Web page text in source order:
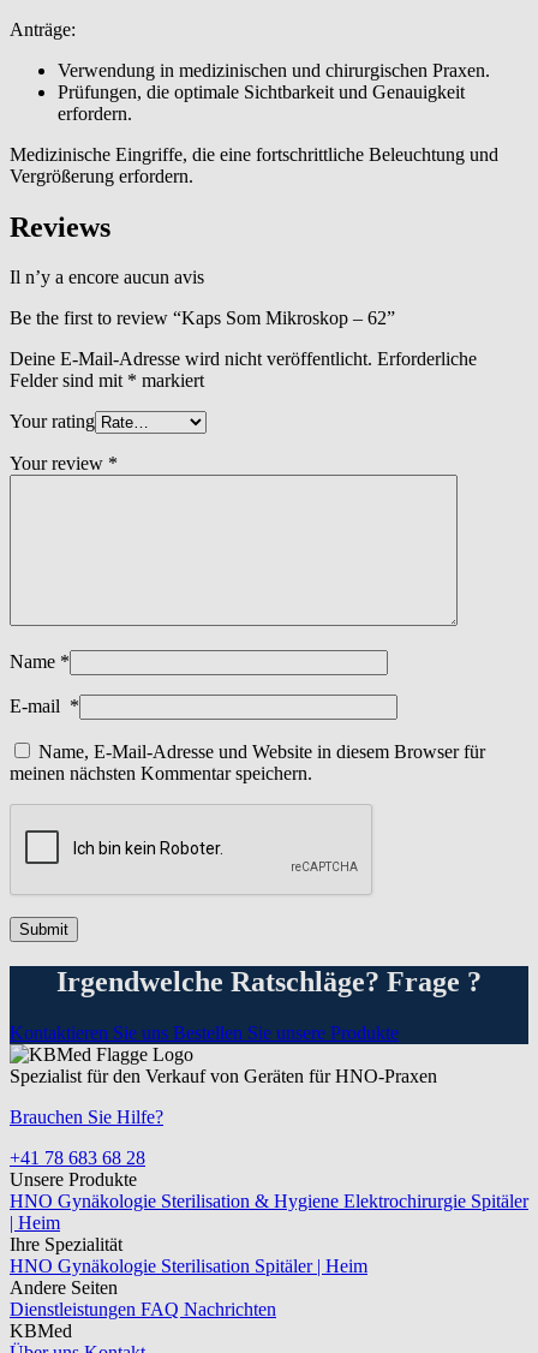
Anträge:
Verwendung in medizinischen und chirurgischen Praxen.
Prüfungen, die optimale Sichtbarkeit und Genauigkeit
erfordern.
Medizinische Eingriffe, die eine fortschrittliche Beleuchtung und
Vergrößerung erfordern.
Reviews
Il n’y a encore aucun avis
Be the first to review “Kaps Som Mikroskop – 62”
Deine E-Mail-Adresse wird nicht veröffentlicht. Erforderliche
Felder sind mit * markiert
Your rating
Your review *
Name *
E-mail *
Name, E-Mail-Adresse und Website in diesem Browser für
meinen nächsten Kommentar speichern.
Irgendwelche Ratschläge? Frage ?
Kontaktieren Sie uns Bestellen Sie unsere Produkte
Spezialist für den Verkauf von Geräten für HNO-Praxen
Brauchen Sie Hilfe?
+41 78 683 68 28
Unsere Produkte
HNO Gynäkologie Sterilisation & Hygiene Elektrochirurgie Spitäler
| Heim
Ihre Spezialität
HNO Gynäkologie Sterilisation Spitäler | Heim
Andere Seiten
Dienstleistungen FAQ Nachrichten
KBMed